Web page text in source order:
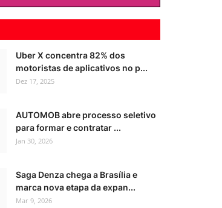
Uber X concentra 82% dos
motoristas de aplicativos no p...
Dez 17, 2025
AUTOMOB abre processo seletivo
para formar e contratar ...
Jan 30, 2026
Saga Denza chega a Brasília e
marca nova etapa da expan...
Mar 9, 2026